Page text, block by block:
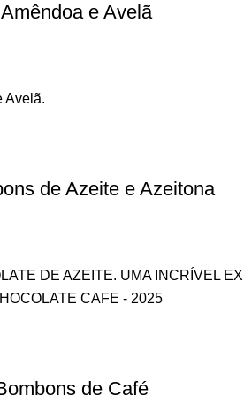
e Avelã
Avelã.
de Azeite e Azeitona
DE AZEITE. UMA INCRÍVEL
de Café